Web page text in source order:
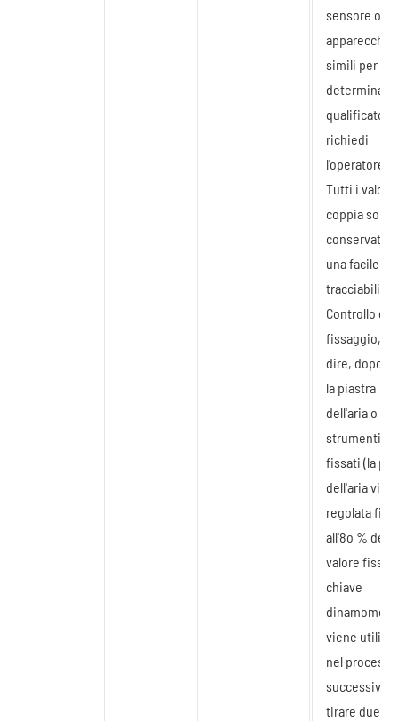
sensore o
simili per
determinare
qualificato. E
richiedi
l'operatore.
Tutti i valori
coppia sono
conservati
una facile
tracciabilità.
Controllo
fissaggio,
dire, dopo
la piastra
dell'aria o
strumenti
fissati (la
dell'aria
regolata fino
all'8o % del
valore
chiave
viene
nel processo
successivo
tirare due